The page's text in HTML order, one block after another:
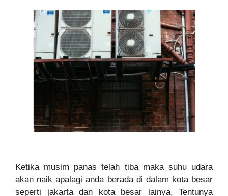
Ketika musim panas telah tiba maka suhu udara
akan naik apalagi anda berada di dalam kota besar
seperti jakarta dan kota besar lainya, Tentunya